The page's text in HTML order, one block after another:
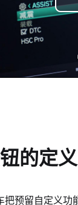
的定义
把预留自定义功